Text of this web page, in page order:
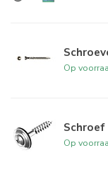
Op
Op